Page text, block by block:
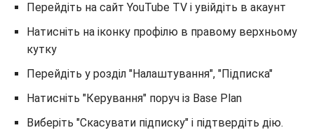
Перейдіть на сайт YouTube TV і увійдіть в акаунт
Натисніть на іконку профілю в правому верхньому
кутку
Перейдіть у розділ "Налаштування", "Підписка"
Натисніть "Керування" поруч із Base Plan
Виберіть "Скасувати підписку" і підтвердіть дію.